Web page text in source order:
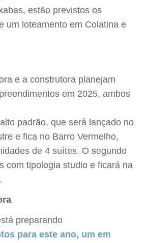
estão previstos os
um loteamento em Colatina e
e a construtora planejam
em 2025, ambos
padrão, que será lançado no
e fica no Barro Vermelho,
de 4 suítes. O segundo
com tipologia studio e ficará na
preparando
para este ano, um em